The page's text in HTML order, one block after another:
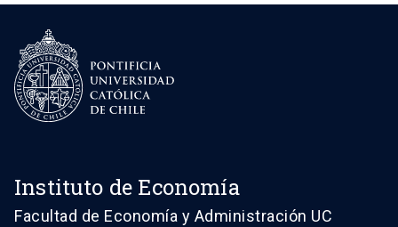
Instituto de Economía
Facultad de Economía y Administración UC